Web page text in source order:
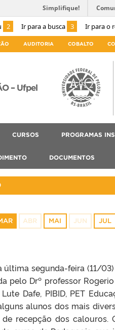
2 Ir para a busca 3 Ir para o
Simplifique!
AUDITORIA COBALTO
– Ufpel
CURSOS PROGRAMAS
DOCUMENTOS
ABR MAI JUN JUL
última segunda-feira (11/
pelo Drº professor
Dafe, PIBID, PET
alunos dos mais
recepção dos calouros.